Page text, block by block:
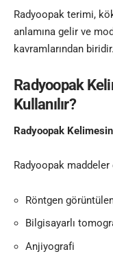
Radyoopak terimi,
anlamına gelir ve
kavramlarından biridir.
Radyoopak
Kullanılır?
Radyoopak
Radyoopak maddeler
Röntgen
Bilgisayarlı
Anjiyografi